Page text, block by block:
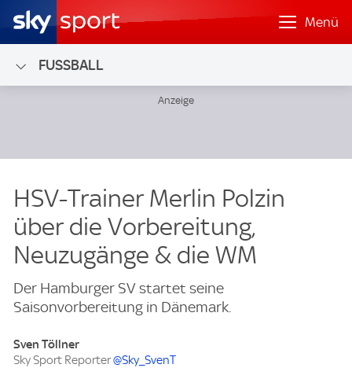
Menü
FUSSBALL
HSV-Trainer Merlin Polzin
über die Vorbereitung,
Neuzugänge & die WM
Der Hamburger SV startet seine
Saisonvorbereitung in Dänemark.
Sven Töllner
Sky Sport Reporter@Sky_SvenT